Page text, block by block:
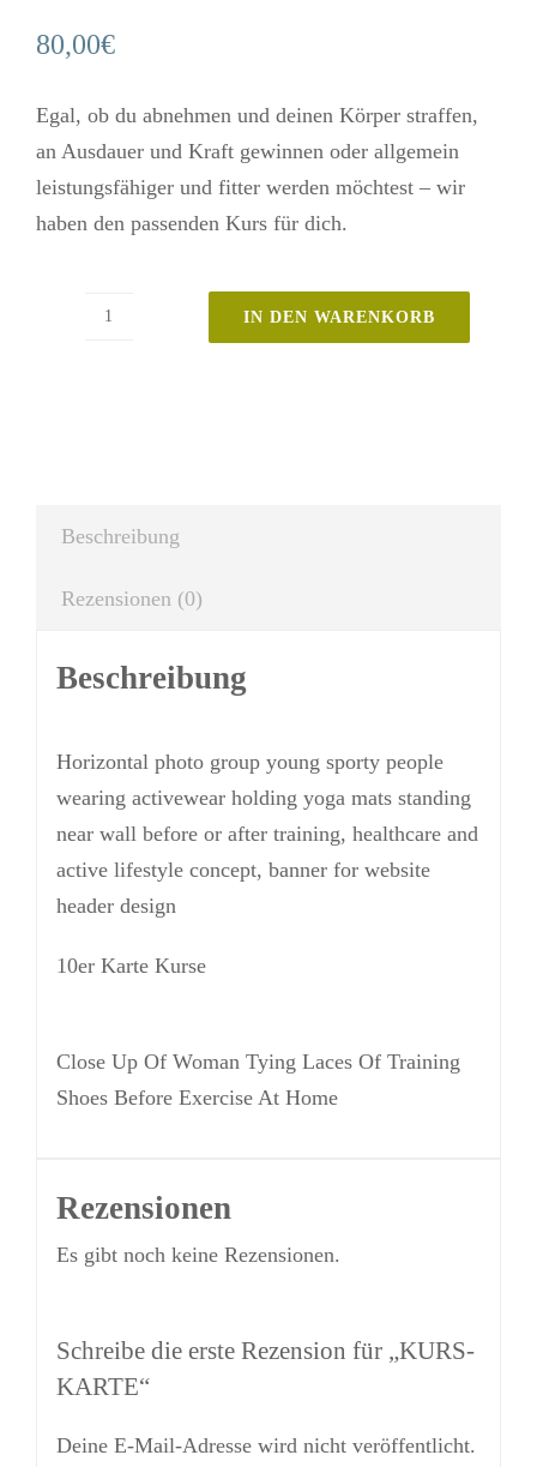
80,00€
Egal, ob du abnehmen und deinen Körper straffen,
an Ausdauer und Kraft gewinnen oder allgemein
leistungsfähiger und fitter werden möchtest – wir
haben den passenden Kurs für dich.
IN DEN WARENKORB
Beschreibung
Rezensionen (0)
Beschreibung
Horizontal photo group young sporty people
wearing activewear holding yoga mats standing
near wall before or after training, healthcare and
active lifestyle concept, banner for website
header design
10er Karte Kurse
Close Up Of Woman Tying Laces Of Training
Shoes Before Exercise At Home
Rezensionen
Es gibt noch keine Rezensionen.
Schreibe die erste Rezension für „KURS-
KARTE“
Deine E-Mail-Adresse wird nicht veröffentlicht.